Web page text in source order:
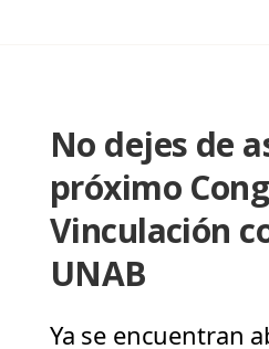
No dejes de
próximo
Vinculación
UNAB
Ya se encuentran